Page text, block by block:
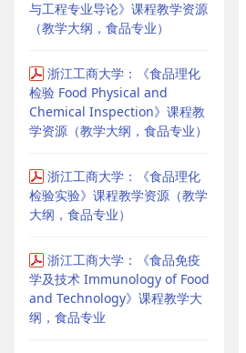
与工程专业导论》课程教学资源
（教学大纲，食品专业）
浙江工商大学：《食品理化
检验 Food Physical and
Chemical Inspection》课程教
学资源（教学大纲，食品专业）
浙江工商大学：《食品理化
检验实验》课程教学资源（教学
大纲，食品专业）
浙江工商大学：《食品免疫
学及技术 Immunology of Food
and Technology》课程教学大
纲，食品专业